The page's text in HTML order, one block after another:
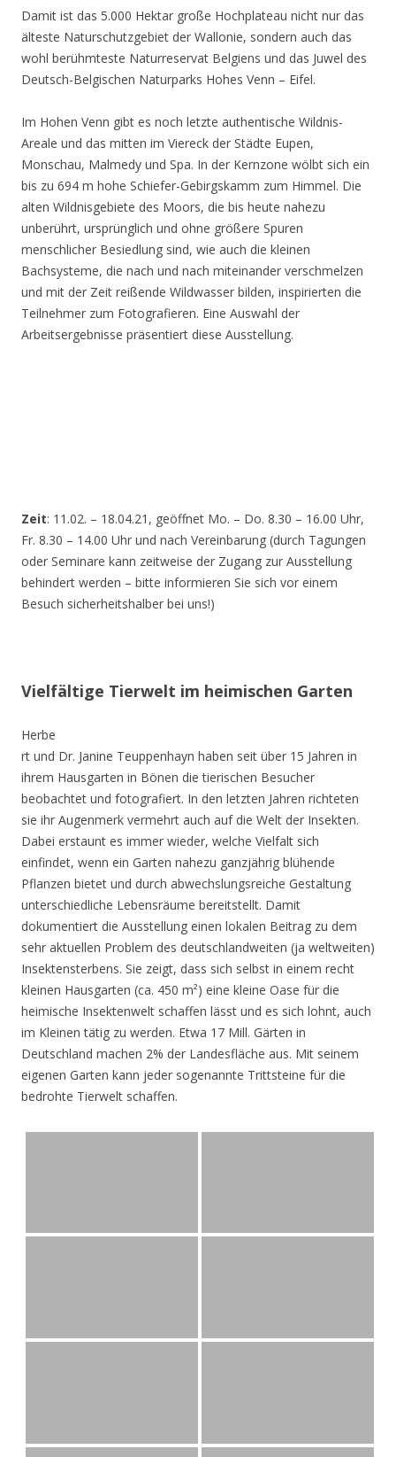
Damit ist das 5.000 Hektar große Hochplateau nicht nur das
älteste Naturschutzgebiet der Wallonie, sondern auch das
wohl berühmteste Naturreservat Belgiens und das Juwel des
Deutsch-Belgischen Naturparks Hohes Venn – Eifel.
Im Hohen Venn gibt es noch letzte authentische Wildnis-
Areale und das mitten im Viereck der Städte Eupen,
Monschau, Malmedy und Spa. In der Kernzone wölbt sich ein
bis zu 694 m hohe Schiefer-Gebirgskamm zum Himmel. Die
alten Wildnisgebiete des Moors, die bis heute nahezu
unberührt, ursprünglich und ohne größere Spuren
menschlicher Besiedlung sind, wie auch die kleinen
Bachsysteme, die nach und nach miteinander verschmelzen
und mit der Zeit reißende Wildwasser bilden, inspirierten die
Teilnehmer zum Fotografieren. Eine Auswahl der
Arbeitsergebnisse präsentiert diese Ausstellung.
Zeit: 11.02. – 18.04.21, geöffnet Mo. – Do. 8.30 – 16.00 Uhr,
Fr. 8.30 – 14.00 Uhr und nach Vereinbarung (durch Tagungen
oder Seminare kann zeitweise der Zugang zur Ausstellung
behindert werden – bitte informieren Sie sich vor einem
Besuch sicherheitshalber bei uns!)
Vielfältige Tierwelt im heimischen Garten
Herbe
rt und Dr. Janine Teuppenhayn haben seit über 15 Jahren in
ihrem Hausgarten in Bönen die tierischen Besucher
beobachtet und fotografiert. In den letzten Jahren richteten
sie ihr Augenmerk vermehrt auch auf die Welt der Insekten.
Dabei erstaunt es immer wieder, welche Vielfalt sich
einfindet, wenn ein Garten nahezu ganzjährig blühende
Pflanzen bietet und durch abwechslungsreiche Gestaltung
unterschiedliche Lebensräume bereitstellt. Damit
dokumentiert die Ausstellung einen lokalen Beitrag zu dem
sehr aktuellen Problem des deutschlandweiten (ja weltweiten)
Insektensterbens. Sie zeigt, dass sich selbst in einem recht
kleinen Hausgarten (ca. 450 m²) eine kleine Oase für die
heimische Insektenwelt schaffen lässt und es sich lohnt, auch
im Kleinen tätig zu werden. Etwa 17 Mill. Gärten in
Deutschland machen 2% der Landesfläche aus. Mit seinem
eigenen Garten kann jeder sogenannte Trittsteine für die
bedrohte Tierwelt schaffen.